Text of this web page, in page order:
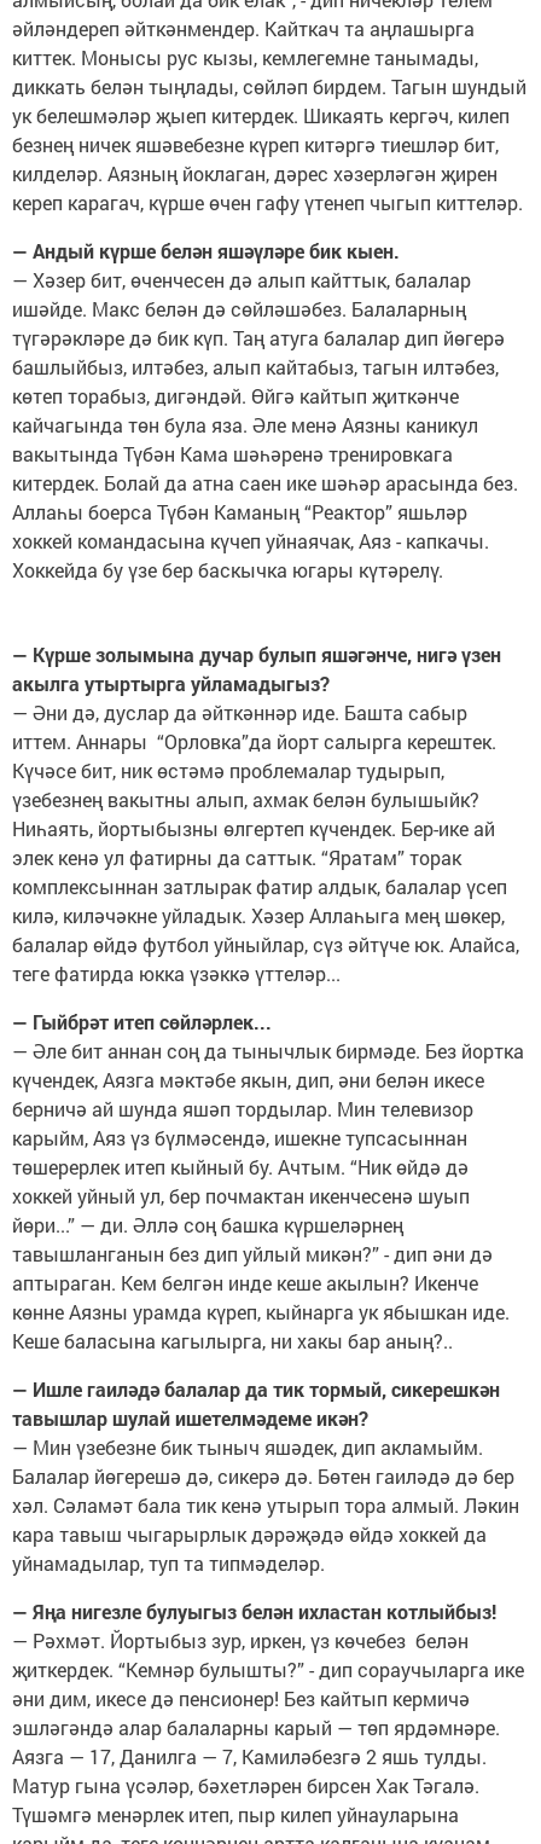
әйләндереп әйткәнмендер. Кайткач та аңлашырга
киттек. Монысы рус кызы, кемлегемне танымады,
диккать белән тыңлады, сөйләп бирдем. Тагын шундый
ук белешмәләр җыеп китердек. Шикаять кергәч, килеп
безнең ничек яшәвебезне күреп китәргә тиешләр бит,
килделәр. Аязның йоклаган, дәрес хәзерләгән җирен
кереп карагач, күрше өчен гафу үтенеп чыгып киттеләр.
— Андый күрше белән яшәүләре бик кыен.
— Хәзер бит, өченчесен дә алып кайттык, балалар
ишәйде. Макс белән дә сөйләшәбез. Балаларның
түгәрәкләре дә бик күп. Таң атуга балалар дип йөгерә
башлыйбыз, илтәбез, алып кайтабыз, тагын илтәбез,
көтеп торабыз, дигәндәй. Өйгә кайтып җиткәнче
кайчагында төн була яза. Әле менә Аязны каникул
вакытында Түбән Кама шәһәренә тренировкага
китердек. Болай да атна саен ике шәһәр арасында без.
Аллаһы боерса Түбән Каманың “Реактор” яшьләр
хоккей командасына күчеп уйнаячак, Аяз - капкачы.
Хоккейда бу үзе бер баскычка югары күтәрелү.
— Күрше золымына дучар булып яшәгәнче, нигә үзен
акылга утыртырга уйламадыгыз?
— Әни дә, дуслар да әйткәннәр иде. Башта сабыр
иттем. Аннары “Орловка”да йорт салырга керештек.
Күчәсе бит, ник өстәмә проблемалар тудырып,
үзебезнең вакытны алып, ахмак белән булышыйк?
Ниһаять, йортыбызны өлгертеп күчендек. Бер-ике ай
элек кенә ул фатирны да саттык. “Яратам” торак
комплексыннан затлырак фатир алдык, балалар үсеп
килә, киләчәкне уйладык. Хәзер Аллаһыга мең шөкер,
балалар өйдә футбол уйныйлар, сүз әйтүче юк. Алайса,
теге фатирда юкка үзәккә үттеләр...
— Гыйбрәт итеп сөйләрлек...
— Әле бит аннан соң да тынычлык бирмәде. Без йортка
күчендек, Аязга мәктәбе якын, дип, әни белән икесе
берничә ай шунда яшәп тордылар. Мин телевизор
карыйм, Аяз үз бүлмәсендә, ишекне тупсасыннан
төшерерлек итеп кыйный бу. Ачтым. “Ник өйдә дә
хоккей уйный ул, бер почмактан икенчесенә шуып
йөри...” — ди. Әллә соң башка күршеләрнең
тавышланганын без дип уйлый микән?” - дип әни дә
аптыраган. Кем белгән инде кеше акылын? Икенче
көнне Аязны урамда күреп, кыйнарга ук ябышкан иде.
Кеше баласына кагылырга, ни хакы бар аның?..
— Ишле гаиләдә балалар да тик тормый, сикерешкән
тавышлар шулай ишетелмәдеме икән?
— Мин үзебезне бик тыныч яшәдек, дип акламыйм.
Балалар йөгерешә дә, сикерә дә. Бөтен гаиләдә дә бер
хәл. Сәламәт бала тик кенә утырып тора алмый. Ләкин
кара тавыш чыгарырлык дәрәҗәдә өйдә хоккей да
уйнамадылар, туп та типмәделәр.
— Яңа нигезле булуыгыз белән ихластан котлыйбыз!
— Рәхмәт. Йортыбыз зур, иркен, үз көчебез белән
җиткердек. “Кемнәр булышты?” - дип сораучыларга ике
әни дим, икесе дә пенсионер! Без кайтып кермичә
эшләгәндә алар балаларны карый — төп ярдәмнәре.
Аязга — 17, Данилга — 7, Камиләбезгә 2 яшь тулды.
Матур гына үсәләр, бәхетләрен бирсен Хак Тәгалә.
Түшәмгә менәрлек итеп, пыр килеп уйнауларына